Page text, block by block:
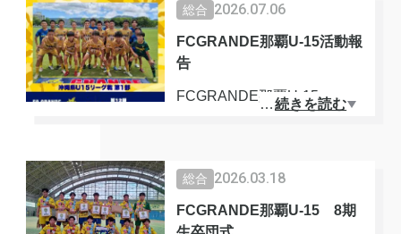
J3奈良クラブユース(U-18)
内定をいただきました。
セレクションには合計数百人
おめでとうございます🎊
総合 2026.07.06
FCGRANDE那覇U-15活動報
告
FCGRANDE那覇U-15
位となっております。
残り2節を勝利すると1部リー
グ優勝となります。
…続きを読む
総合 2026.03.18
FCGRANDE那覇U-15 8期